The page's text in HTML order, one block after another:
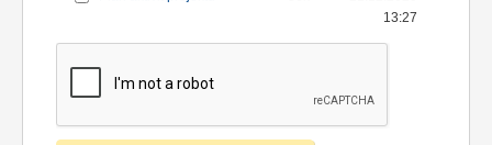
13:27